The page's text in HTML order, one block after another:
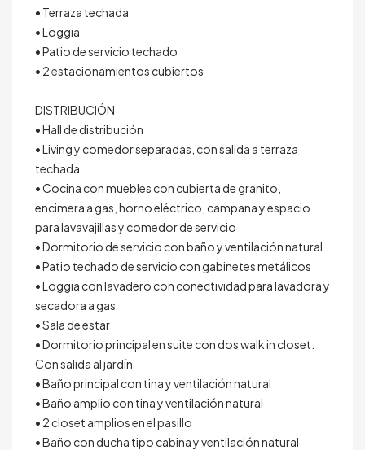
• Terraza techada
• Loggia
• Patio de servicio techado
• 2 estacionamientos cubiertos
DISTRIBUCIÓN
• Hall de distribución
• Living y comedor separadas, con salida a terraza
techada
• Cocina con muebles con cubierta de granito,
encimera a gas, horno eléctrico, campana y espacio
para lavavajillas y comedor de servicio
• Dormitorio de servicio con baño y ventilación natural
• Patio techado de servicio con gabinetes metálicos
• Loggia con lavadero con conectividad para lavadora y
secadora a gas
• Sala de estar
• Dormitorio principal en suite con dos walk in closet.
Con salida al jardín
• Baño principal con tina y ventilación natural
• Baño amplio con tina y ventilación natural
• 2 closet amplios en el pasillo
• Baño con ducha tipo cabina y ventilación natural